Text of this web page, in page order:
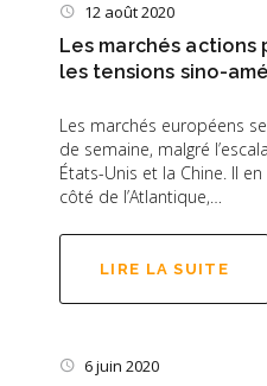
12 août 2020
Les marchés
les tensions sino-
Les marchés européens
de semaine, malgré
États-Unis et la Chine. Il
côté de l’Atlantique,…
LIRE LA SUITE
6 juin 2020